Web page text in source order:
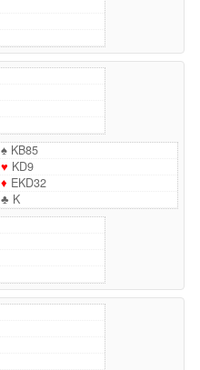
♠KB85
♥ KD9
♦ EKD32
♣ K